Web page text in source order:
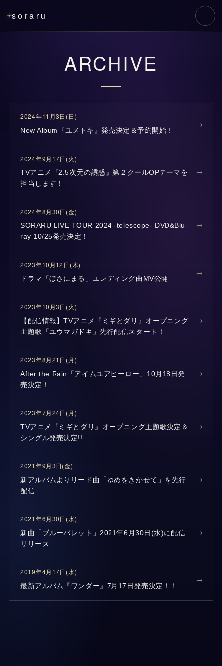
soraru
メニ
ARCHIVE
2024年11月3日(日)
New Album『ユメトキ』発売決定＆予約開始!!
2024年9月17日(火)
TVアニメ『2.5次元の誘惑』第２クールOPテーマを
担当します！
2024年8月30日(金)
SORARU LIVE TOUR 2024 -telescope- DVD&Blu-
ray 10/25発売決定！
2023年10月12日(木)
ドラマ「ぼさにまる」エンディング曲MV公開
2023年10月3日(火)
【配信情報】TVアニメ『ミギとダリ』オープニング
主題歌「ユウマガドキ」先行配信スタート！
2023年8月21日(月)
After the Rain「アイムユアヒーロー」10月18日発
売決定！
2023年7月24日(月)
TVアニメ『ミギとダリ』オープニング主題歌決定＆
シングル発売決定!!
2021年9月3日(金)
新アルバムよりリード曲「ゆめをきかせて」を先行
配信
2021年6月30日(水)
新曲「ブルーパレット」2021年6月30日(水)に配信
リリース
2019年4月17日(水)
最新アルバム『ワンダー』7月17日発売決定！！